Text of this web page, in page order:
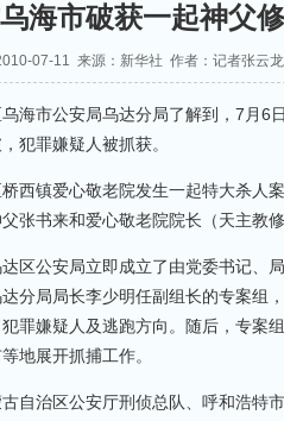
海市破获一起神父
07-11 来源：新华社 作者：记者张云龙
海市公安局乌达分局了解到，7月6
犯罪嫌疑人被抓获。
西镇爱心敬老院发生一起特大杀人
张书来和爱心敬老院院长（天主教
区公安局立即成立了由党委书记、
分局局长李少明任副组长的专案组
罪嫌疑人及逃跑方向。随后，专案
等地展开抓捕工作。
自治区公安厅刑侦总队、呼和浩特